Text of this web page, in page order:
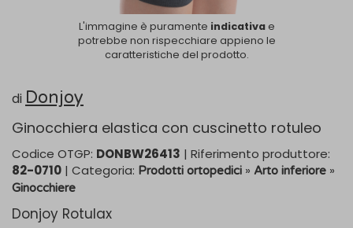
L'immagine è puramente indicativae
potrebbe non rispecchiare appieno le
caratteristiche del prodotto.
di Donjoy
Ginocchiera elastica con cuscinetto rotuleo
Codice OTGP: DONBW26413 | Riferimento produttore:
82-0710 | Categoria: Prodotti ortopedici » Arto inferiore »
Ginocchiere
Donjoy Rotulax